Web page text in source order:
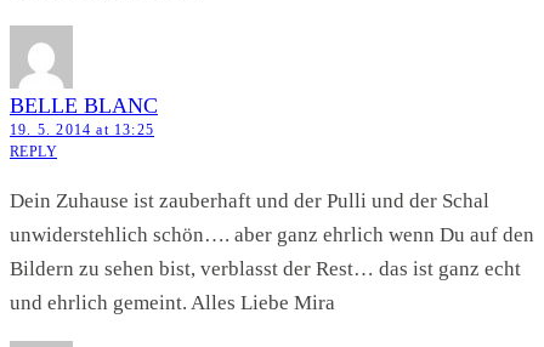
BELLE BLANC
19. 5. 2014 at 13:25
REPLY
Dein Zuhause ist zauberhaft und der Pulli und der Schal
unwiderstehlich schön…. aber ganz ehrlich wenn Du auf den
Bildern zu sehen bist, verblasst der Rest… das ist ganz echt
und ehrlich gemeint. Alles Liebe Mira